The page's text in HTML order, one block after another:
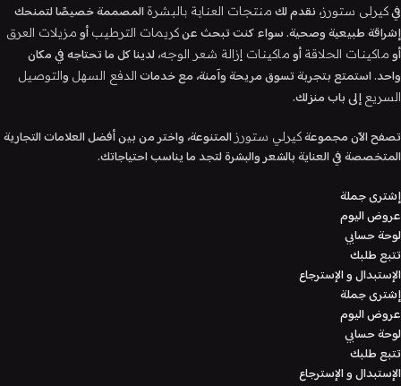
فيكيرلى ستورز، نقدم لك منتجات العناية بالبشرة المصممة خصيصًا لتمنحك
إشراقة طبيعية وصحية. سواء كنت تبحث عنكريمات الترطيب أو مزيلات العرق
أو ماكينات الحلاقة أو ماكينات إزالة شعر الوجه، لدينا كل ما تحتاجه في مكان
واحد. استمتع بتجربة تسوق مريحة وآمنة، مع خدمات الدفع السهل والتوصيل
السريع إلى باب منزلك.
تصفح الآن مجموعةكيرلي ستورزالمتنوعة، واختر من بين أفضل العلامات التجارية
المتخصصة في العناية بالشعر والبشرة لتجد ما يناسب احتياجاتك.
إشترى جملة
عروض اليوم
لوحة حسابي
تتبع طلبك
الإستبدال و الإسترجاع
إشترى جملة
عروض اليوم
لوحة حسابي
تتبع طلبك
الإستبدال و الإسترجاع